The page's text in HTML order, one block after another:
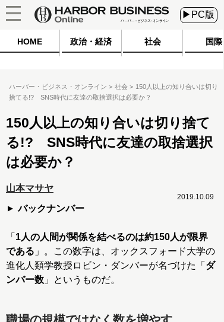
▶PC版
HOME 政治・経済 社会 国際
ハーバー・ビジネス・オンライン 社会
150人以上の知り合いは切り
捨てる!? SNS時代に友達の取捨選択は必要か？
150人以上の知り合いは切り捨て
る!? SNS時代に友達の取捨選択
は必要か？
山本マサヤ
バックナンバー
2019.10.09
「 1人の人間が関係を結べるのは約150人が限界
である 」。この数字は、オックスフォード大学の
進化人類学教授ロビン・ダンバーが名づけた「 ダ
ンバー数 」というものだ。
職場の規模ではなく数を増やす